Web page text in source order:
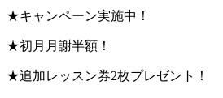
★キャンペーン実施中！
★初月月謝半額！
★追加レッスン券2枚プレゼント！